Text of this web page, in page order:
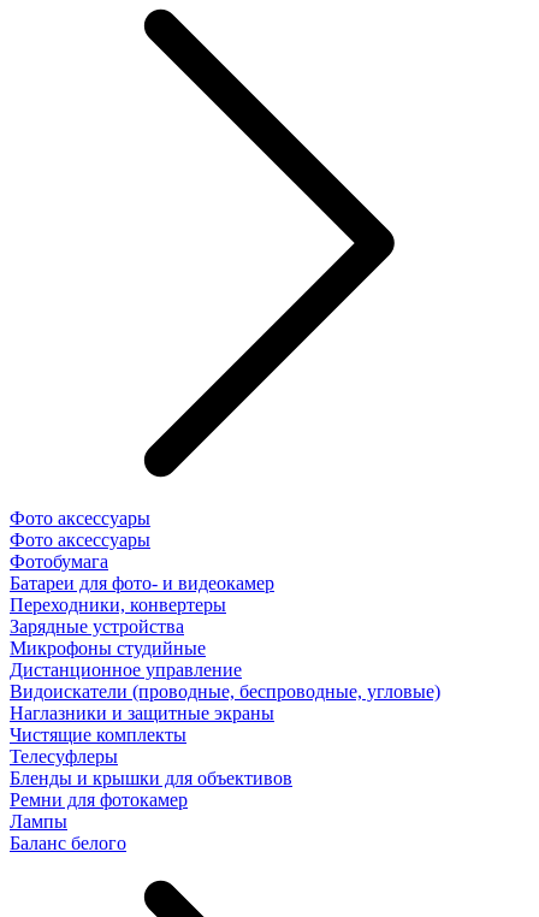
Фото аксессуары
Фото аксессуары
Фотобумага
Батареи для фото- и видеокамер
Переходники, конвертеры
Зарядные устройства
Микрофоны студийные
Дистанционное управление
Видоискатели (проводные, беспроводные, угловые)
Наглазники и защитные экраны
Чистящие комплекты
Телесуфлеры
Бленды и крышки для объективов
Ремни для фотокамер
Лампы
Баланс белого